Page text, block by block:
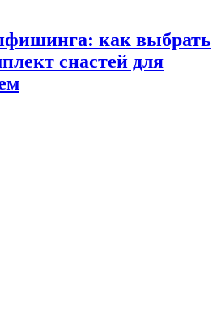
как выбрать
снастей для